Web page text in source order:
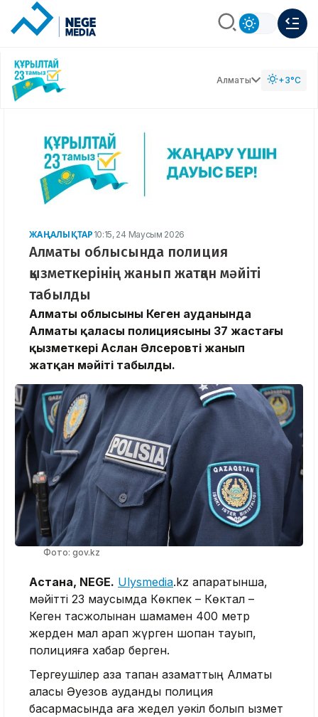
Алматы +3°C
ЖАҢАЛЫҚТАР 10:15, 24 Маусым 2026
Алматы облысында полиция
қызметкерінің жанып жатқан мәйіті
табылды
Алматы облысының Кеген ауданында
Алматы қаласы полициясының 37 жастағы
қызметкері Аслан Әлсеровтің жанып
жатқан мәйіті табылды.
Фото: gov.kz
Астана, NEGE. Ulysmedia.kz ақпаратынша,
мәйітті 23 маусымда Көкпек – Көктал –
Кеген тасжолынан шамамен 400 метр
жерден мал қарап жүрген шопан тауып,
полицияға хабар берген.
Тергеушілер қаза тапқан азаматтың Алматы
қаласы Әуезов аудандық полиция
басқармасында аға жедел уәкіл болып қызмет